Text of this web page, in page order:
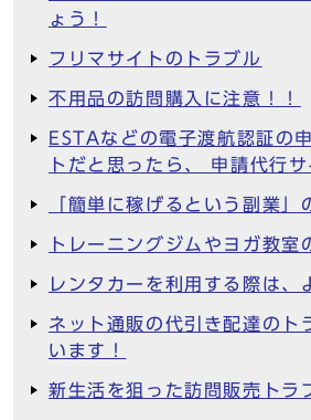
ょう！
フリマサイトのトラブル
不用品の訪問購入に注意！！
ESTAなどの電子渡航認証の
トだと思ったら、 申請代行サ
「簡単に稼げるという副業」
トレーニングジムやヨガ教室
レンタカーを利用する際は、
ネット通販の代引き配達のト
います！
新生活を狙った訪問販売トラ